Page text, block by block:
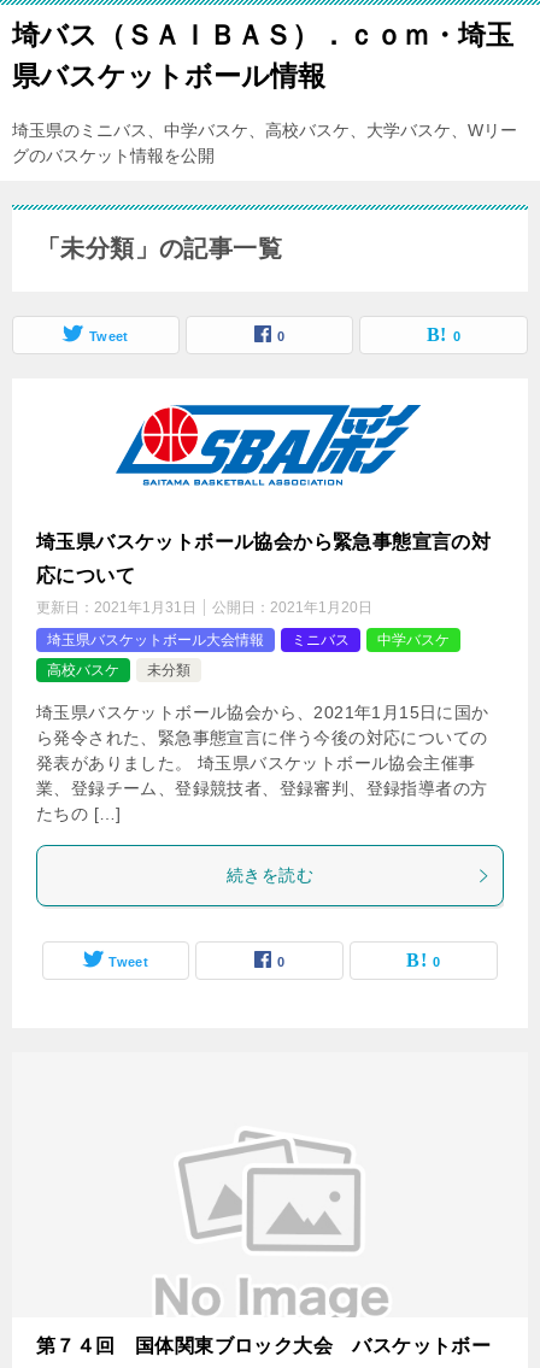
埼バス（ＳＡＩＢＡＳ）．ｃｏｍ・埼玉
県バスケットボール情報
埼玉県のミニバス、中学バスケ、高校バスケ、大学バスケ、Wリー
グのバスケット情報を公開
「未分類」の記事一覧
Tweet 0 0
埼玉県バスケットボール協会から緊急事態宣言の対
応について
更新日： 2021年1月31日 公開日： 2021年1月20日
埼玉県バスケットボール大会情報
ミニバス
中学バスケ
高校バスケ
未分類
埼玉県バスケットボール協会から、2021年1月15日に国か
ら発令された、緊急事態宣言に伴う今後の対応についての
発表がありました。 埼玉県バスケットボール協会主催事
業、登録チーム、登録競技者、登録審判、登録指導者の方
たちの […]
続きを読む
Tweet 0 0
第７４回 国体関東ブロック大会 バスケットボー